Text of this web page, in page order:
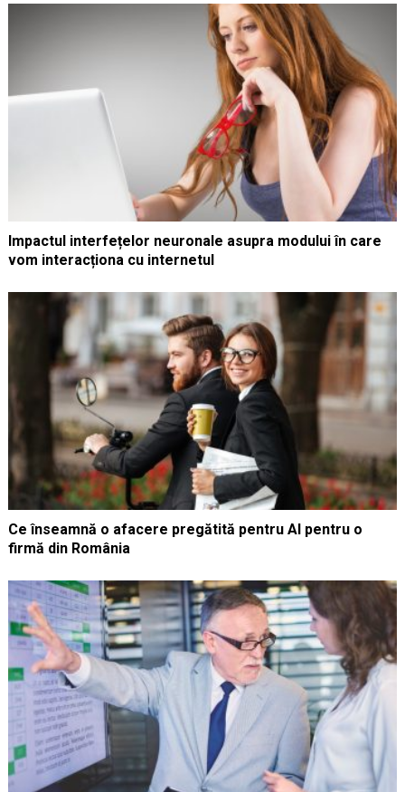
Impactul interfețelor neuronale asupra modului în care
vom interacționa cu internetul
Ce înseamnă o afacere pregătită pentru AI pentru o
firmă din România